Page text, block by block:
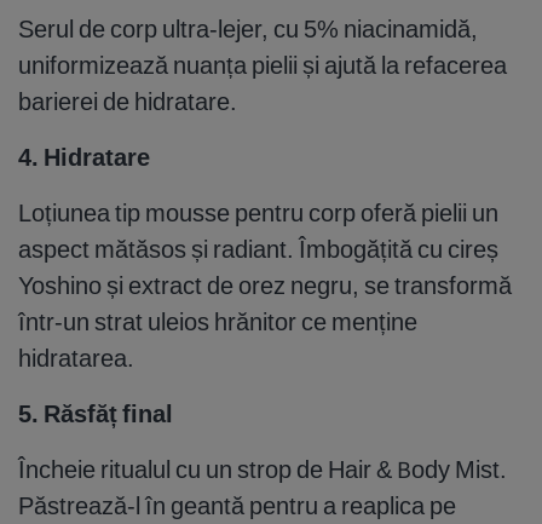
Serul de corp ultra-lejer, cu 5% niacinamidă,
uniformizează nuanța pielii și ajută la refacerea
barierei de hidratare.
4. Hidratare
Loțiunea tip mousse pentru corp oferă pielii un
aspect mătăsos și radiant. Îmbogățită cu cireș
Yoshino și extract de orez negru, se transformă
într-un strat uleios hrănitor ce menține
hidratarea.
5. Răsfăț final
Încheie ritualul cu un strop de Hair & Body Mist.
Păstrează-l în geantă pentru a reaplica pe